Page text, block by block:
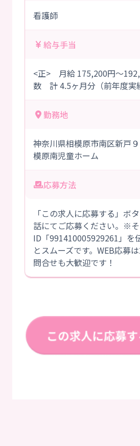
看護師
給与手当
<正> 月給 175,200円～
数 計 4.5ヶ月分（前年度実
勤務地
神奈川県相模原市南区新戸
模原南児童ホーム
応募方法
「この求人に応募する」ボ
話にてご応募ください。※
ID「991410005929261」を
とスムーズです。WEB応募
問合せも大歓迎です！